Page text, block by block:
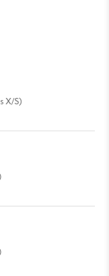
X/S)